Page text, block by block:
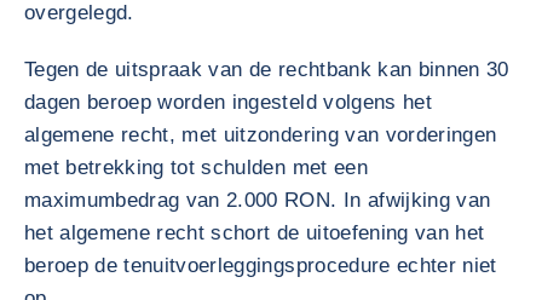
overgelegd.
Tegen de uitspraak van de rechtbank kan binnen 30
dagen beroep worden ingesteld volgens het
algemene recht, met uitzondering van vorderingen
met betrekking tot schulden met een
maximumbedrag van 2.000 RON. In afwijking van
het algemene recht schort de uitoefening van het
beroep de tenuitvoerleggingsprocedure echter niet